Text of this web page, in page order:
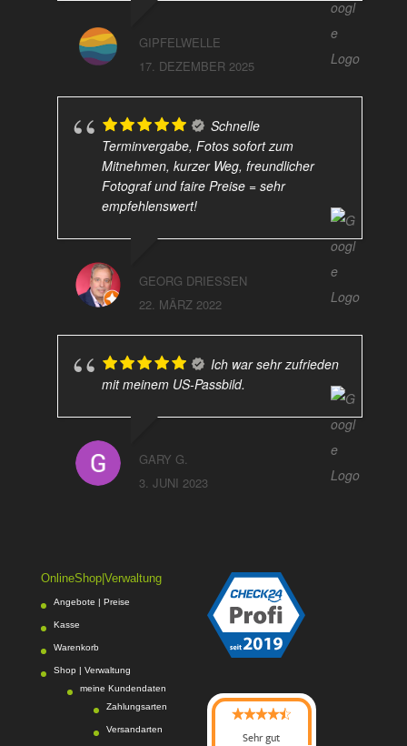
GIPFELWELLE
17. DEZEMBER 2025
Schnelle
Terminvergabe, Fotos sofort zum
Mitnehmen, kurzer Weg, freundlicher
Fotograf und faire Preise = sehr
empfehlenswert!
GEORG DRIESSEN
22. MÄRZ 2022
Ich war sehr zufrieden
mit meinem US-Passbild.
GARY G.
3. JUNI 2023
OnlineShop|Verwaltung
Angebote | Preise
Kasse
Warenkorb
Shop | Verwaltung
meine Kundendaten
Zahlungsarten
Versandarten Sehr gut